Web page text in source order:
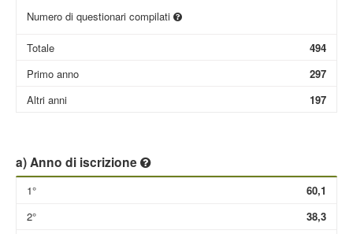
Numero di questionari compilati
Totale
494
Primo anno
297
Altri anni
197
a) Anno di iscrizione
1°
2°
60,1
38,3